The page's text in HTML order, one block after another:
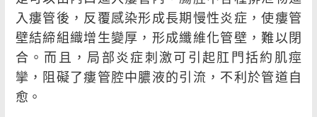
入瘻管後，反覆感染形成長期慢性炎症，使瘻管
壁結締組織增生變厚，形成纖維化管壁，難以閉
合。而且，局部炎症刺激可引起肛門括約肌痙
攣，阻礙了瘻管腔中膿液的引流，不利於管道自
愈。